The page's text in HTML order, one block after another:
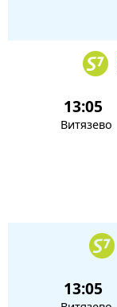
13:05
Витязево
13:05